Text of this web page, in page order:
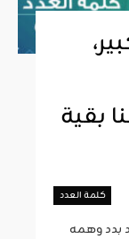
بقية
كلمة العدد